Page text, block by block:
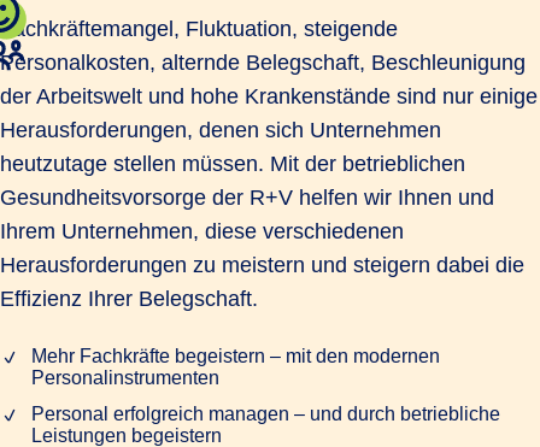
Fachkräftemangel, Fluktuation, steigende
Personalkosten, alternde Belegschaft, Beschleunigung
der Arbeitswelt und hohe Krankenstände sind nur einige
Herausforderungen, denen sich Unternehmen
heutzutage stellen müssen. Mit der betrieblichen
Gesundheitsvorsorge der R+V helfen wir Ihnen und
Ihrem Unternehmen, diese verschiedenen
Herausforderungen zu meistern und steigern dabei die
Effizienz Ihrer Belegschaft.
Mehr Fachkräfte begeistern – mit den modernen
Personalinstrumenten
Personal erfolgreich managen – und durch betriebliche
Leistungen begeistern